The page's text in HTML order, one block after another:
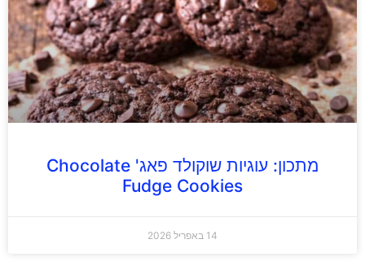
מתכון: עוגיות שוקולד פאג' Chocolate
Fudge Cookies
14 באפריל 2026